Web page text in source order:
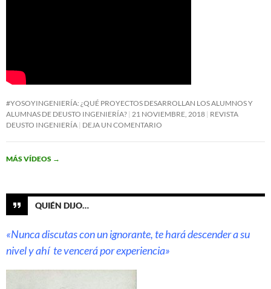
#YOSOYINGENIERÍA: ¿QUÉ PROYECTOS DESARROLLAN LOS ALUMNOS Y
ALUMNAS DE DEUSTO INGENIERÍA? 21 NOVIEMBRE, 2018 REVISTA
DEUSTO INGENIERÍA DEJA UN COMENTARIO
MÁS VÍDEOS →
QUIÉN DIJO…
«Nunca discutas con un ignorante, te hará descender a su
nivel y ahí te vencerá por experiencia»